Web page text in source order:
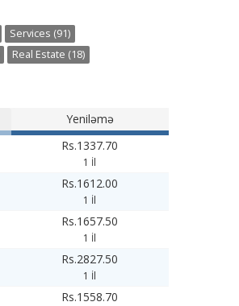
Services (91)
Real Estate (18)
Yeniləmə
Rs.1337.70
1 İl
Rs.1612.00
1 İl
Rs.1657.50
1 İl
Rs.2827.50
1 İl
Rs.1558.70